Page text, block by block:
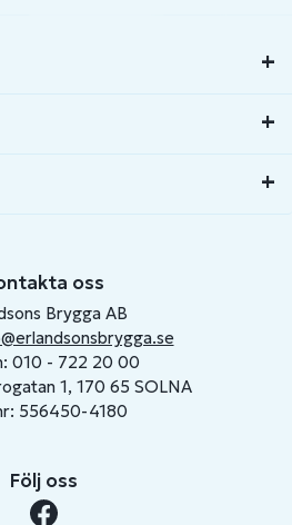
oss
Brygga AB
010 - 722 20 00
1, 170 65 SOLNA
556450-4180
Följ oss